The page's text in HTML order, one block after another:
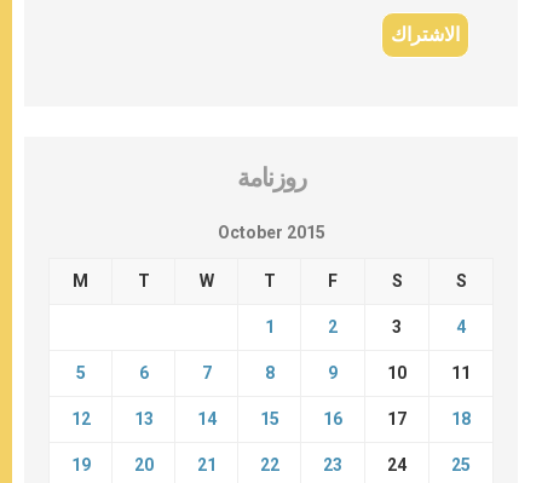
روزنامة
October 2015
M T W T F S S
1 2 3 4
5 6 7 8 9 10 11
12 13 14 15 16 17 18
19 20 21 22 23 24 25